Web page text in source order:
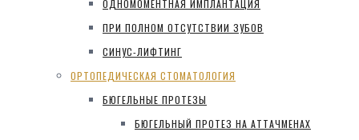
ОДНОМОМЕНТНАЯ ИМПЛАНТАЦИЯ
ПРИ ПОЛНОМ ОТСУТСТВИИ ЗУБОВ
СИНУС-ЛИФТИНГ
ОРТОПЕДИЧЕСКАЯ СТОМАТОЛОГИЯ
БЮГЕЛЬНЫЕ ПРОТЕЗЫ
БЮГЕЛЬНЫЙ ПРОТЕЗ НА АТТАЧМЕНАХ